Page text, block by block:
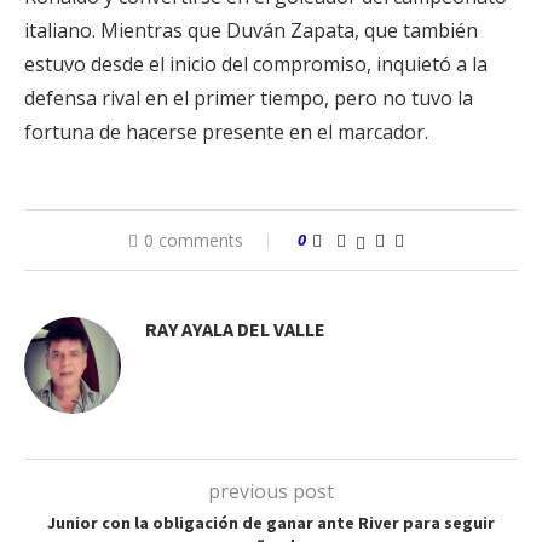
italiano. Mientras que Duván Zapata, que también
estuvo desde el inicio del compromiso, inquietó a la
defensa rival en el primer tiempo, pero no tuvo la
fortuna de hacerse presente en el marcador.
0 comments 0
RAY AYALA DEL VALLE
previous post
Junior con la obligación de ganar ante River para seguir